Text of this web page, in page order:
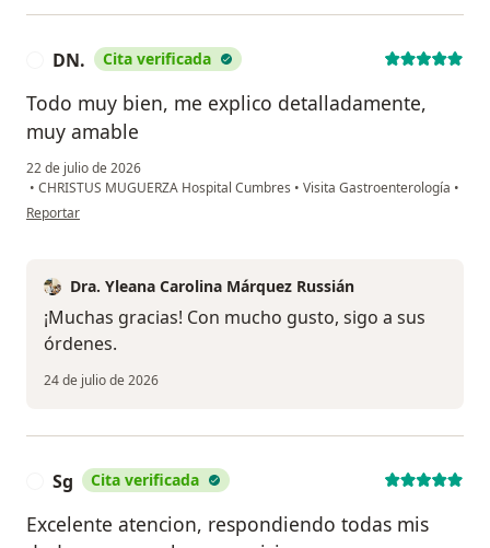
DN. Cita verificada
Todo muy bien, me explico detalladamente,
muy amable
22 de julio de 2026
• CHRISTUS MUGUERZA Hospital Cumbres • Visita Gastroenterología •
en opinión del usuario DN.
Reportar
Dra. Yleana Carolina Márquez Russián
¡Muchas gracias! Con mucho gusto, sigo a sus
órdenes.
24 de julio de 2026
Sg Cita verificada
Excelente atencion, respondiendo todas mis